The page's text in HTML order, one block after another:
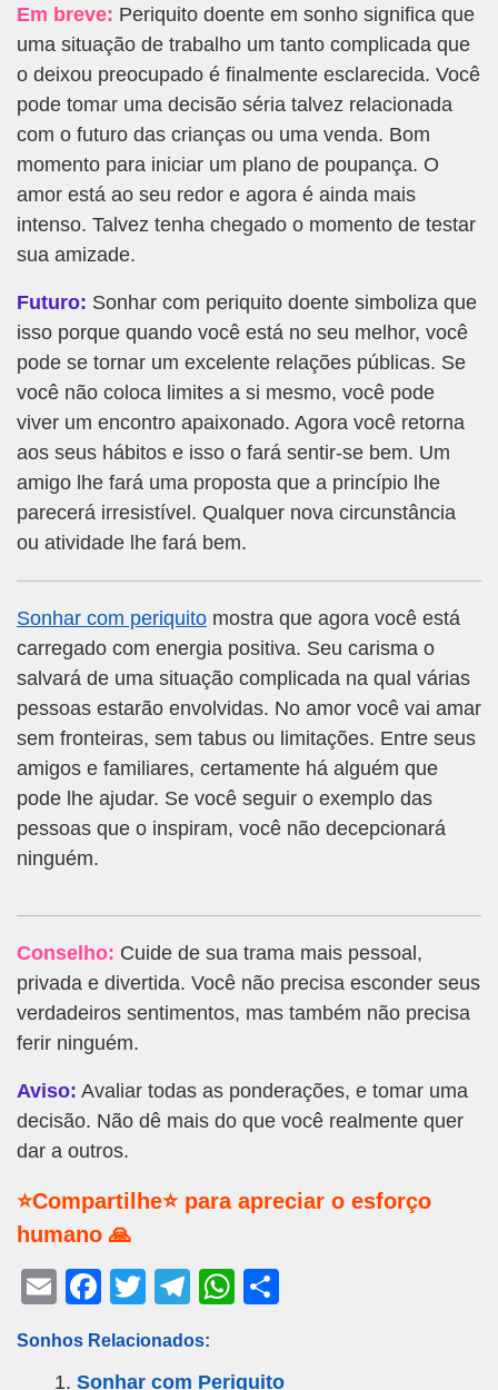
Em breve: Periquito doente em sonho significa que
uma situação de trabalho um tanto complicada que
o deixou preocupado é finalmente esclarecida. Você
pode tomar uma decisão séria talvez relacionada
com o futuro das crianças ou uma venda. Bom
momento para iniciar um plano de poupança. O
amor está ao seu redor e agora é ainda mais
intenso. Talvez tenha chegado o momento de testar
sua amizade.
Futuro: Sonhar com periquito doente simboliza que
isso porque quando você está no seu melhor, você
pode se tornar um excelente relações públicas. Se
você não coloca limites a si mesmo, você pode
viver um encontro apaixonado. Agora você retorna
aos seus hábitos e isso o fará sentir-se bem. Um
amigo lhe fará uma proposta que a princípio lhe
parecerá irresistível. Qualquer nova circunstância
ou atividade lhe fará bem.
Sonhar com periquito mostra que agora você está
carregado com energia positiva. Seu carisma o
salvará de uma situação complicada na qual várias
pessoas estarão envolvidas. No amor você vai amar
sem fronteiras, sem tabus ou limitações. Entre seus
amigos e familiares, certamente há alguém que
pode lhe ajudar. Se você seguir o exemplo das
pessoas que o inspiram, você não decepcionará
ninguém.
Conselho: Cuide de sua trama mais pessoal,
privada e divertida. Você não precisa esconder seus
verdadeiros sentimentos, mas também não precisa
ferir ninguém.
Aviso: Avaliar todas as ponderações, e tomar uma
decisão. Não dê mais do que você realmente quer
dar a outros.
⭐Compartilhe⭐ para apreciar o esforço
humano 🙏
E
ail
F
c
T
tt
T
e
W
Sonhos Relacionados:
Sonhar com Periquito